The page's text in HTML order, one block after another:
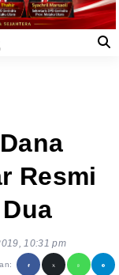
Resmi
10:31 pm